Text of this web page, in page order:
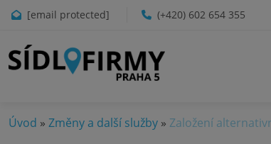
[email protected] (+420) 602 654 355
Úvod » Změny a další služby » Založení